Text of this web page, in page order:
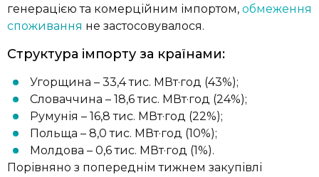
генерацією та комерційним імпортом, обмеження
споживання не застосовувалося.
Структура імпорту за країнами:
Угорщина – 33,4 тис. МВт·год (43%);
Словаччина – 18,6 тис. МВт·год (24%);
Румунія – 16,8 тис. МВт·год (22%);
Польща – 8,0 тис. МВт·год (10%);
Молдова – 0,6 тис. МВт·год (1%).
Порівняно з попереднім тижнем закупівлі